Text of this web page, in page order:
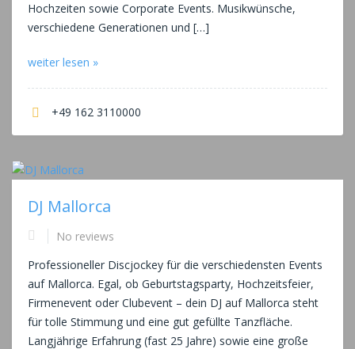
Hochzeiten sowie Corporate Events. Musikwünsche,
verschiedene Generationen und […]
weiter lesen »
+49 162 3110000
DJ Mallorca
No reviews
Professioneller Discjockey für die verschiedensten Events
auf Mallorca. Egal, ob Geburtstagsparty, Hochzeitsfeier,
Firmenevent oder Clubevent – dein DJ auf Mallorca steht
für tolle Stimmung und eine gut gefüllte Tanzfläche.
Langjährige Erfahrung (fast 25 Jahre) sowie eine große